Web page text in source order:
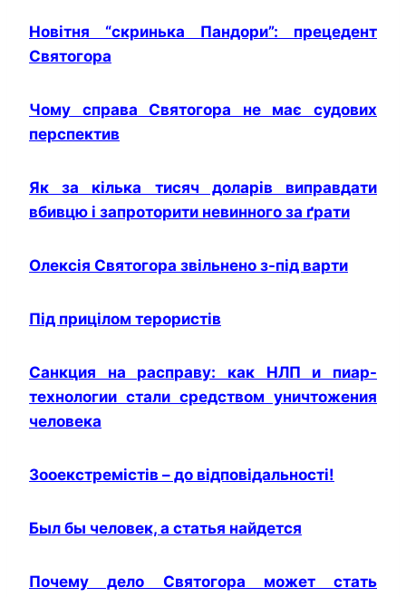
Новітня “скринька Пандори”: прецедент
Святогора
Чому справа Святогора не має судових
перспектив
Як за кілька тисяч доларів виправдати
вбивцю і запроторити невинного за ґрати
Олексія Святогора звільнено з-під варти
Під прицілом терористів
Санкция на расправу: как НЛП и пиар-
технологии стали средством уничтожения
человека
Зооекстремістів – до відповідальності!
Был бы человек, а статья найдется
Почему дело Святогора может стать